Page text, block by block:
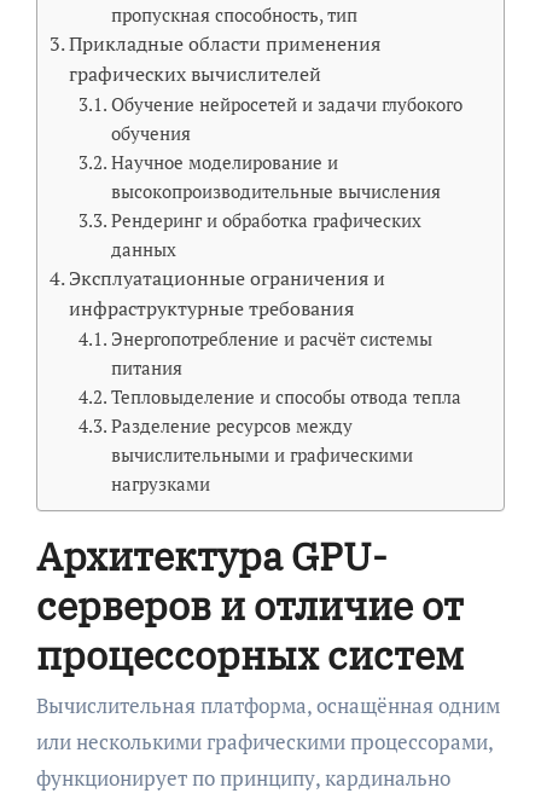
пропускная способность, тип
Прикладные области применения
графических вычислителей
Обучение нейросетей и задачи глубокого
обучения
Научное моделирование и
высокопроизводительные вычисления
Рендеринг и обработка графических
данных
Эксплуатационные ограничения и
инфраструктурные требования
Энергопотребление и расчёт системы
питания
Тепловыделение и способы отвода тепла
Разделение ресурсов между
вычислительными и графическими
нагрузками
Архитектура GPU-
серверов и отличие от
процессорных систем
Вычислительная платформа, оснащённая одним
или несколькими графическими процессорами,
функционирует по принципу, кардинально